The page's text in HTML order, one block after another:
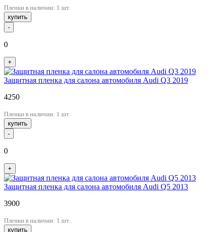
Пленки в наличии: 1 шт.
купить
-
0
+
Защитная пленка для салона автомобиля Audi Q3 2019
4250
Пленки в наличии: 1 шт.
купить
-
0
+
Защитная пленка для салона автомобиля Audi Q5 2013
3900
Пленки в наличии: 1 шт.
купить